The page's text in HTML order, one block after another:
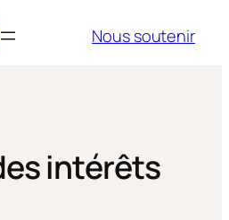
Nous soutenir
intérêts